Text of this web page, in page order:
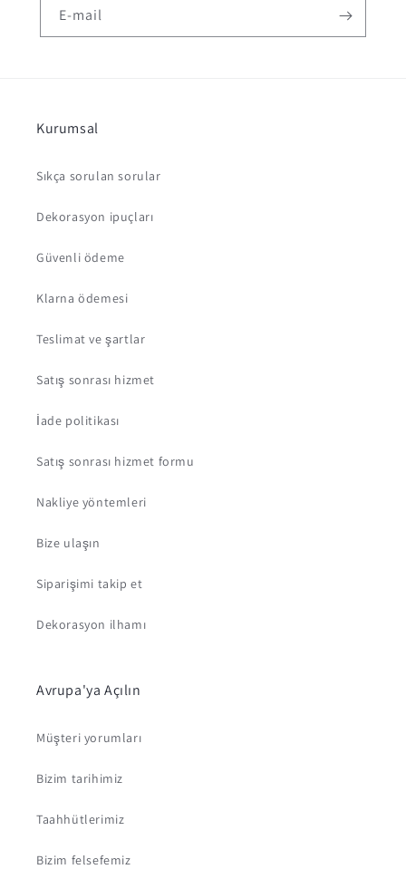
E-mail
Kurumsal
Sıkça sorulan sorular
Dekorasyon ipuçları
Güvenli ödeme
Klarna ödemesi
Teslimat ve şartlar
Satış sonrası hizmet
İade politikası
Satış sonrası hizmet formu
Nakliye yöntemleri
Bize ulaşın
Siparişimi takip et
Dekorasyon ilhamı
Avrupa'ya Açılın
Müşteri yorumları
Bizim tarihimiz
Taahhütlerimiz
Bizim felsefemiz